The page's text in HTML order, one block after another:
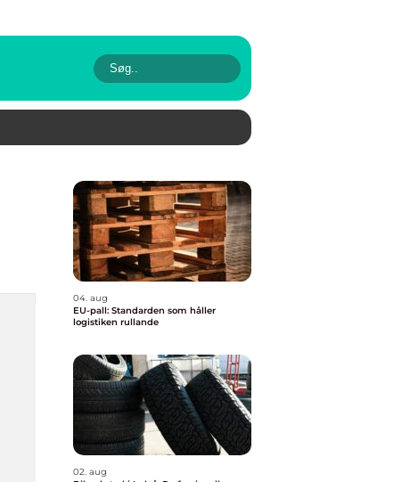
04. aug
EU-pall: Standarden som håller
logistiken rullande
02. aug